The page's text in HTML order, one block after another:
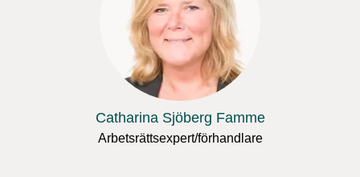
Catharina Sjöberg Famme
Arbetsrättsexpert/förhandlare